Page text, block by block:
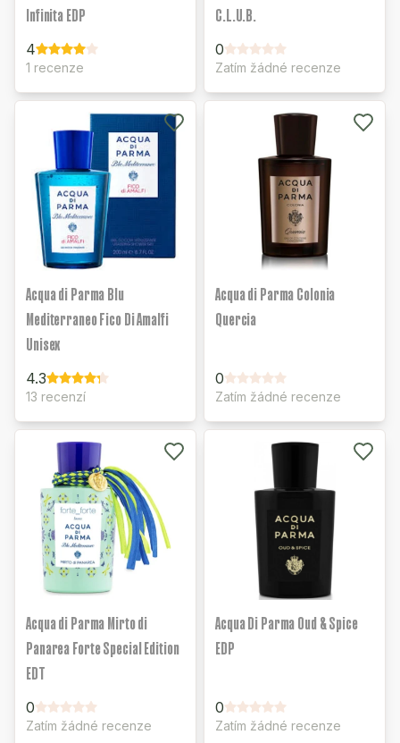
Infinita EDP
4
1 recenze
C.L.U.B.
0
Zatím žádné recenze
Acqua di Parma Blu
Mediterraneo Fico Di Amalfi
Unisex
4.3
13 recenzí
Acqua di Parma Colonia
Quercia
0
Zatím žádné recenze
Acqua di Parma Mirto di
Panarea Forte Special Edition
EDT
0
Zatím žádné recenze
Acqua Di Parma Oud & Spice
EDP
0
Zatím žádné recenze